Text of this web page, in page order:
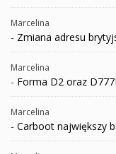
Marcelina
- Zmiana adresu
Marcelina
- Forma D2 oraz
Marcelina
- Carboot największy